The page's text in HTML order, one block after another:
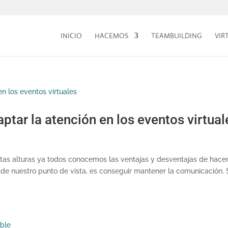
INICIO HACEMOS TEAMBUILDING
la atención en los eventos
alturas ya todos conocemos las ventajas y desventajas de
nuestro punto de vista, es conseguir mantener la comunicación.